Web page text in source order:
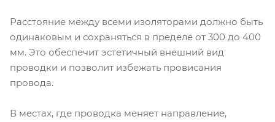
Расстояние между всеми изоляторами должно быть
одинаковым и сохраняться в пределе от 300 до 400
мм. Это обеспечит эстетичный внешний вид
проводки и позволит избежать провисания
провода.
В местах, где проводка меняет направление,